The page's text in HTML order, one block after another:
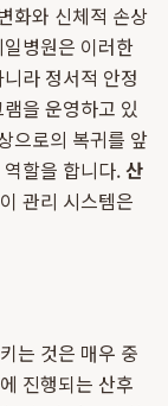
화와 신체적 손상
병원은 이러한
라 정서적 안정
을 운영하고 있
으로의 복귀를 앞
할을 합니다.산
관리 시스템은
는 것은 매우 중
진행되는 산후